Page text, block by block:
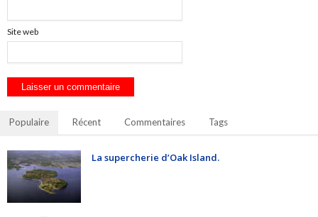
Site web
Populaire Récent Commentaires Tags
La supercherie d’Oak Island.